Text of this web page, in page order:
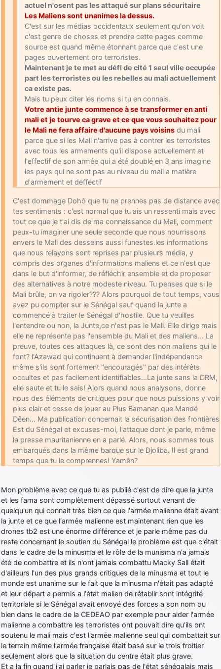
actuel n'osent pas les attaqué sur plans sécuritaire
Les Maliens sont unanimes la dessus.
C'est sur les médias occidentaux seulement qu'on voit
c'est genre de choses et prendre cette pages comme
source est quand même étonnant parce que c'est une
pages ouvertement pro terroristes.
Maintenant je te met au défi de cité 1 seul ville occupée
part les terroristes ou les rebelles au mali actuellement
ca existe pas.
Mais tu peux citer les noms si tu en connais.
Votre antie junte commence à se transformer en anti
mali et je tourve ca grave et ce que vous souhaitez pour
le Mali ne fera affaire d'aucune pays voisins du mali
parce que si les Mali n'arrive pas à contrer les terroristes
avec tous les armements qu'il dispose actuellement et
l'effectif de son armée qui a été doublé en 3 ans imagine
les pays qui ne sont pas au niveau du mali a matière
d'armement et deffectif
C'est dommage Dohô que tu ne prennes pas de distance avec
tes sentiments : c'est normal que tu ais un ressenti mais avec
tout ce que je t'ai dis de ma connaissance du Mali, comment
peux-tu imaginer une seule seconde que nous nourrissons
envers le Mali des desseins aussi funestes.les informations
que nous relayons sont reprises par plusieurs média, y
compris des organes d'informations maliens et ce n'est que
dans le but d'informer, de réfléchir ensemble et de proposer
des alternatives à notre modeste niveau. Tu penses que si le
Mali brûle, on va rigoler??? Alors pourquoi de tout temps, vous
avez pu compter sur le Sénégal sauf quand la junte a
commencé à traiter le Sénégal d'hostile. Que tu veuilles
l'entendre ou non, la Junte,ce n'est pas le Mali. Elle dirige mais
elle ne représente pas l'ensemble du Mali et des maliens… La
preuve, toutes ces attaques là, ce sont des non maliens qui le
font? l'Azawad qui continuent à demander l'indépendance
même s'ils sont fortement "encouragés" par des intérêts
occultes et pas facilement identifiables…La junte sans la DRM,
elle saute et tu le sais! Alors quand nous analysons, donne
nous des éléments de critiques pour que nous puissions y voir
plus clair et cesse de jouer au Plus Bamanan que Mandé
Dêen… Ma publication concernait la sécurisation des frontières
Est du Sénégal et excuses-moi, l'attaque dont je parle, même
la presse mauritanienne en a parlé. Alors, nous sommes tous
embarqués dans la même barque sur le Djoliba. Il est grand
temps que tu le comprennes! Yamên?
Mon problème avec ce que tu as publié c'est de dire que la junte
et les fama sont complètement dépassé surtout venant de
quelqu'un qui connait très bien ce que l'armée malienne était avant
la junte et ce que l'armée malienne est maintenant rien que les
drones tb2 est une énorme différence et je parle même pas du
reste concernant le soutien du Sénégal le problème est que c'était
dans le cadre de la minusma et le rôle de la munisma n'a jamais
été de combattre et ils n'ont jamais combattu Macky Sall était
d'ailleurs l'un des plus grands critiques de la minusma et tout le
monde est unanime sur le fait que la minusma n'était pas adapté
et leur départ a permis a l'état malien de rétablir sont intégrité
territoriale si le Sénégal avait envoyé des forces a son nom ou
bien dans le cadre de la CEDEAO par exemple pour aider l'armée
malienne a combattre les terroristes ont pouvait dire qu'ils ont
soutenu le mali mais c'est l'armée malienne seul qui combattait sur
le terrain même l'armée française était basé sur le trois froitier
seulement alors que la situation du centre était plus grave.
Et a la fin quand j'ai parler je parlais pas de l'état sénégalais mais